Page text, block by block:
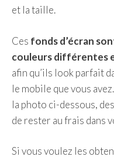
et la taille.
Ces fonds d’écran
couleurs différentes
afin qu’ils look parfait
le mobile que vous
la photo ci-dessous,
de rester au frais dans
Si vous voulez les